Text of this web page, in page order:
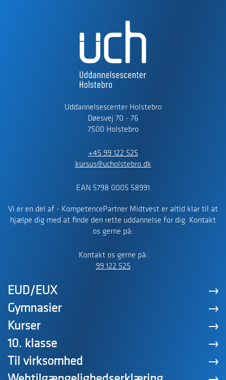
Uddannelsescenter Holstebro
Døesvej 70 - 76
7500 Holstebro
+45 99 122 525
kursus@ucholstebro.dk
EAN 5798 0005 58991
Vi er en del af - KompetencePartner Midtvest er altid klar til at
hjælpe dig med at finde den rette uddannelse for dig. Kontakt
os gerne på:
Kontakt os gerne på:
99 122 525
EUD/EUX
Gymnasier
Kurser
10. klasse
Til virksomhed